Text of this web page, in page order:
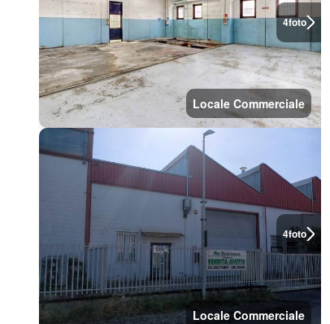
4foto
Locale Commerciale
4foto
Locale Commerciale